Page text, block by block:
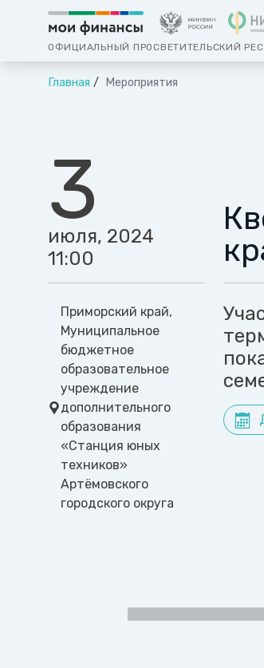
ОФИЦИАЛЬНЫЙ ПРОСВЕТИТЕЛЬСКИЙ
Главная Мероприятия
3
июля, 2024
11:00
Приморский край,
Муниципальное
бюджетное
образовательное
учреждение
дополнительного
образования
«Станция юных
техников»
Артёмовского
городского округа